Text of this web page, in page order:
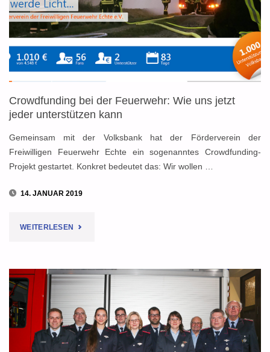
Crowdfunding bei der Feuerwehr: Wie uns jetzt
jeder unterstützen kann
Gemeinsam mit der Volksbank hat der Förderverein der
Freiwilligen Feuerwehr Echte ein sogenanntes Crowdfunding-
Projekt gestartet. Konkret bedeutet das: Wir wollen …
14. JANUAR 2019
WEITERLESEN "CROWDFUNDING
DER
FEUERWEHR:
WIE
UNS